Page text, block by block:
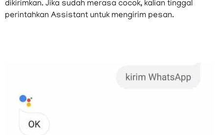
dikirimkan. Jika sudah merasa cocok, kalian tinggal
perintahkan Assistant untuk mengirim pesan.